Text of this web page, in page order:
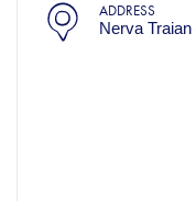
ADDRESS
Nerva Traian